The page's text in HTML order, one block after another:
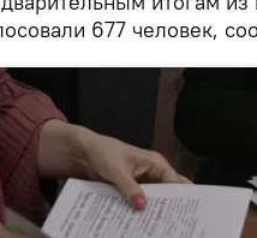
677 человек,